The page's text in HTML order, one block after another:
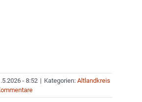
- 8:52 | Kategorien: Altlandkreis